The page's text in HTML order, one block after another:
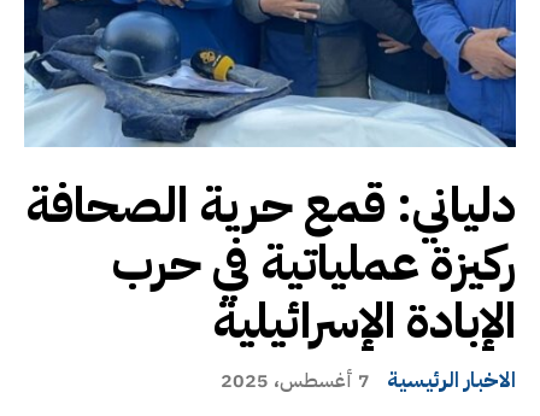
دلياني: قمع حرية الصحافة
ركيزة عملياتية في حرب
الإبادة الإسرائيلية
الاخبار الرئيسية 7 أغسطس، 2025